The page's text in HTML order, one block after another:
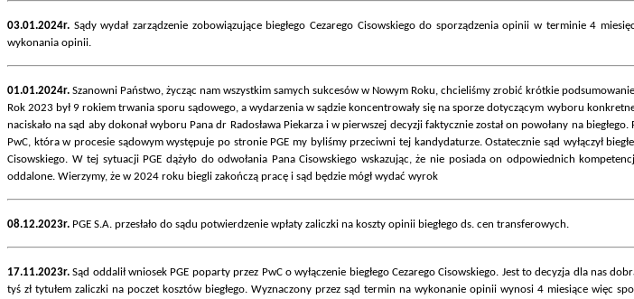
03.01.2024r. Sądy wydał zarządzenie zobowiązujące biegłego Cezarego Cisowskiego do sporządzenia opinii w terminie 4
wykonania opinii.
01.01.2024r. Szanowni Państwo, życząc nam wszystkim samych sukcesów w Nowym Roku, chcieliśmy zrobić krótkie
Rok 2023 był 9 rokiem trwania sporu sądowego, a wydarzenia w sądzie koncentrowały się na sporze dotyczącym wyboru
naciskało na sąd aby dokonał wyboru Pana dr Radosława Piekarza i w pierwszej decyzji faktycznie został on powołany na
PwC, która w procesie sądowym występuje po stronie PGE my byliśmy przeciwni tej kandydaturze. Ostatecznie sąd wyłączył
Cisowskiego. W tej sytuacji PGE dążyło do odwołania Pana Cisowskiego wskazując, że nie posiada on odpowiednich
oddalone. Wierzymy, że w 2024 roku biegli zakończą pracę i sąd będzie mógł wydać wyrok
08.12.2023r. PGE S.A. przesłało do sądu potwierdzenie wpłaty zaliczki na koszty opinii biegłego ds. cen transferowych.
17.11.2023r. Sąd oddalił wniosek PGE poparty przez PwC o wyłączenie biegłego Cezarego Cisowskiego. Jest to decyzja dla nas
tyś zł tytułem zaliczki na poczet kosztów biegłego. Wyznaczony przez sąd termin na wykonanie opinii wynosi 4 miesiące